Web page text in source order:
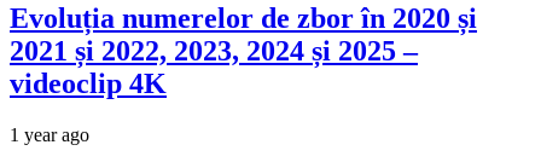
Evoluția numerelor de zbor în 2020 și
2021 și 2022, 2023, 2024 și 2025 –
videoclip 4K
1 year ago